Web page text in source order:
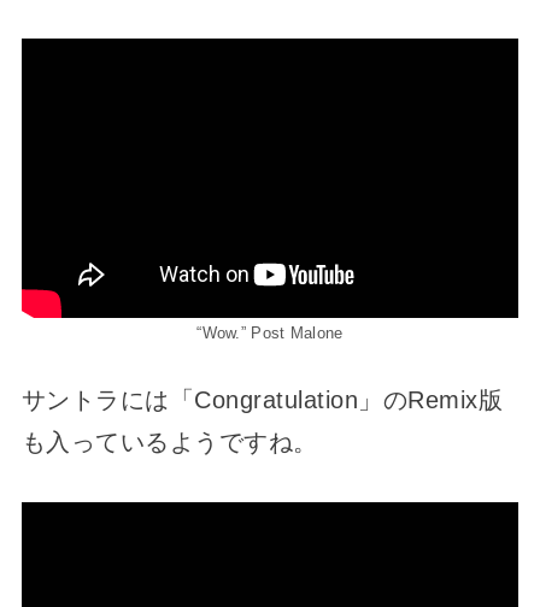
“Wow.” Post Malone
サントラには「Congratulation」のRemix版
も入っているようですね。